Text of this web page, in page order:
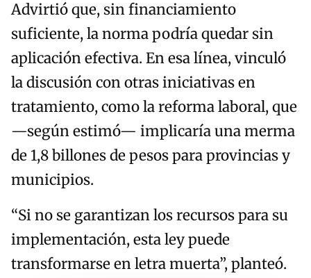
Advirtió que, sin financiamiento
suficiente, la norma podría quedar sin
aplicación efectiva. En esa línea, vinculó
la discusión con otras iniciativas en
tratamiento, como la reforma laboral, que
—según estimó— implicaría una merma
de 1,8 billones de pesos para provincias y
municipios.
“Si no se garantizan los recursos para su
implementación, esta ley puede
transformarse en letra muerta”, planteó.